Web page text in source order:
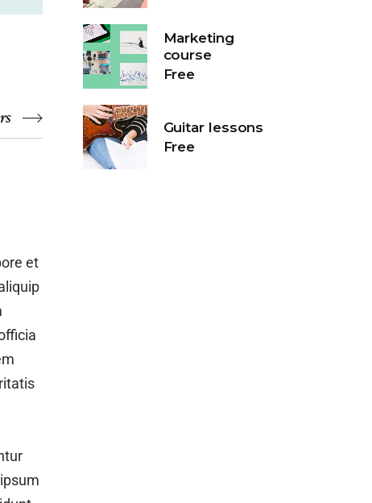
et
Marketing
course
Free
Guitar lessons
Free